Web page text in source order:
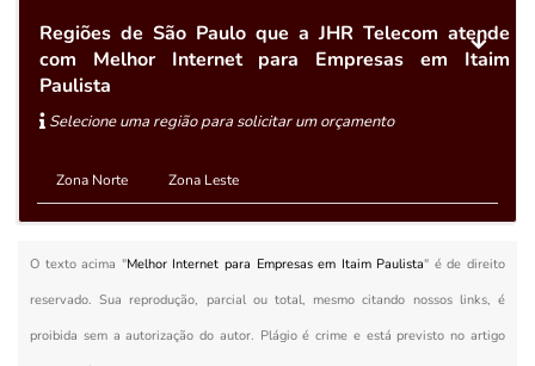
Regiões de São Paulo que a JHR Telecom atende
com Melhor Internet para Empresas em Itaim
Paulista
Selecione uma região para solicitar um orçamento
Zona Norte Zona Leste
O texto acima "Melhor Internet para Empresas em Itaim Paulista" é de direito
reservado. Sua reprodução, parcial ou total, mesmo citando nossos links, é
proibida sem a autorização do autor. Plágio é crime e está previsto no artigo